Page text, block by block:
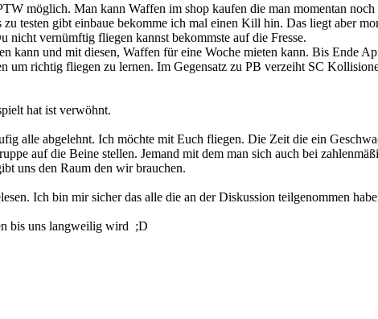
möglich. Man kann Waffen im shop kaufen die man momentan
testen gibt einbaue bekomme ich mal einen Kill hin. Das liegt aber
nicht vernümftig fliegen kannst bekommste auf die Fresse.
kann und mit diesen, Waffen für eine Woche mieten kann. Bis Ende
richtig fliegen zu lernen. Im Gegensatz zu PB verzeiht SC
hat ist verwöhnt.
alle abgelehnt. Ich möchte mit Euch fliegen. Die Zeit die ein
auf die Beine stellen. Jemand mit dem man sich auch bei
uns den Raum den wir brauchen.
Ich bin mir sicher das alle die an der Diskussion teilgenommen
bis uns langweilig wird ;D